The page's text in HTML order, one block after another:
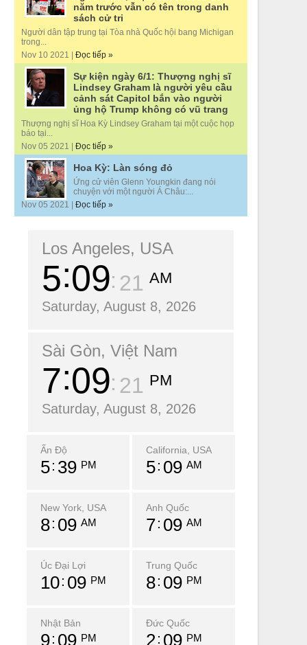
năm trước vẫn có tên trong danh
sách cử tri
Người dân tập trung tại Tòa nhà Quốc hội bang Michigan
trong...
Nov 10 2021 | Đọc tiếp »
Sự kiện ngày 6/1: Thượng nghị sĩ
Lindsey Graham là người yêu cầu
cảnh sát Capitol bắn vào người
ủng hộ Trump không có vũ trang
Thượng nghị sĩ Hoa Kỳ Lindsey Graham tại một cuộc họp
báo tại...
Nov 05 2021 | Đọc tiếp »
Hoa Kỳ: Làn sóng đỏ
Ứng cử viên Glenn Youngkin đang nói
chuyện với một người Á Châu:...
Nov 05 2021 | Đọc tiếp »
Los Angeles, USA
5 09 22 AM
Saturday, August 8, 2026
Sài Gòn, Việt Nam
7 09 22 PM
Saturday, August 8, 2026
Ấn Độ
5 39 PM
California, USA
5 09 AM
New York, USA
8 09 AM
Anh Quốc
7 09 AM
Úc Đại Lợi
10 09 PM
Trung Quốc
8 09 PM
Nhật Bản
9 09 PM
Đức Quốc
2 09 PM